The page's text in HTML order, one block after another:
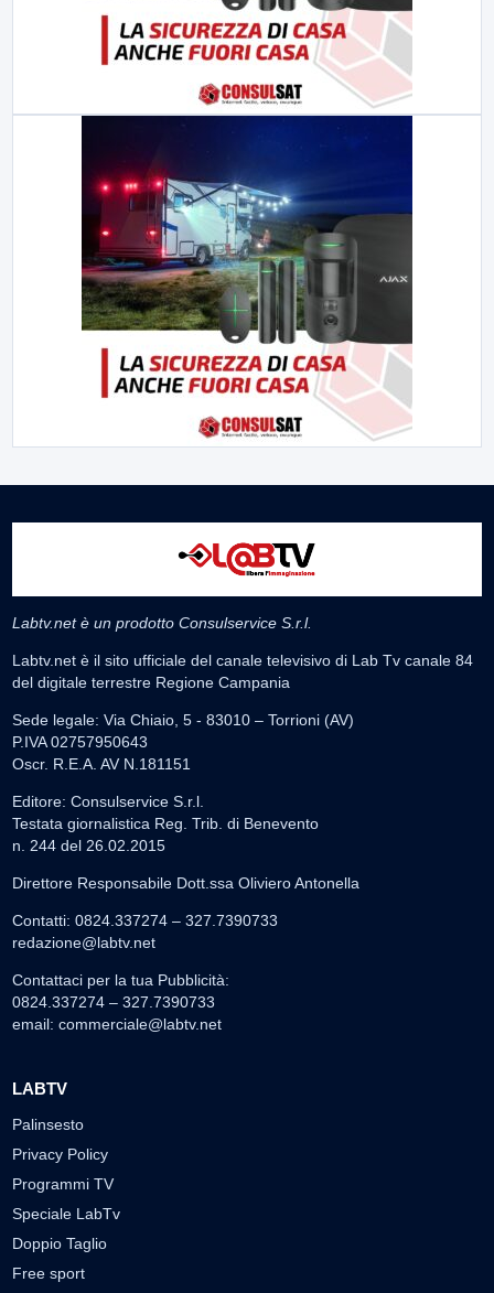
Labtv.net è un prodotto Consulservice S.r.l.
Labtv.net è il sito ufficiale del canale televisivo di Lab Tv canale 84
del digitale terrestre Regione Campania
Sede legale: Via Chiaio, 5 - 83010 – Torrioni (AV)
P.IVA 02757950643
Oscr. R.E.A. AV N.181151
Editore: Consulservice S.r.l.
Testata giornalistica Reg. Trib. di Benevento
n. 244 del 26.02.2015
Direttore Responsabile Dott.ssa Oliviero Antonella
Contatti: 0824.337274 – 327.7390733
redazione@labtv.net
Contattaci per la tua Pubblicità:
0824.337274 – 327.7390733
email: commerciale@labtv.net
LABTV
Palinsesto
Privacy Policy
Programmi TV
Speciale LabTv
Doppio Taglio
Free sport